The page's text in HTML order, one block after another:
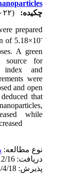
nanoparticles
چکیده:
prepared
of 5.18×10
A green
source for
index and
were
and open
deduced that
while
نوع مطالعه:
پذیرش: 1394/4/18 | انتشار: 1394/9/1